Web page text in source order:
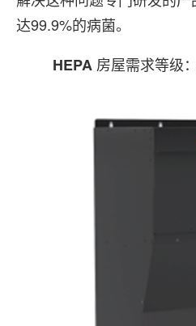
达99.9%的病菌。
HEPA 房屋需求等级